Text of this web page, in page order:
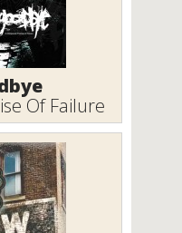
Of Failure